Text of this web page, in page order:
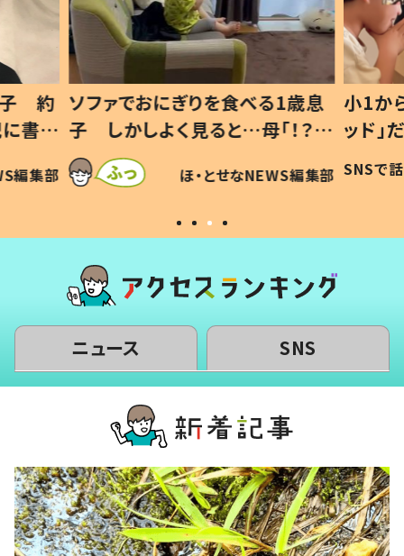
子 約
書い
編集部
ソファでおにぎりを食べる1歳息
子 しかしよく見ると…母「！？」
すべてを察した母の投稿に「可愛
いから許す！」「現行犯〜」
ほ・とせなNEWS編集部
小1か
ッド
作り
#令和
SNSで
ニュース SNS